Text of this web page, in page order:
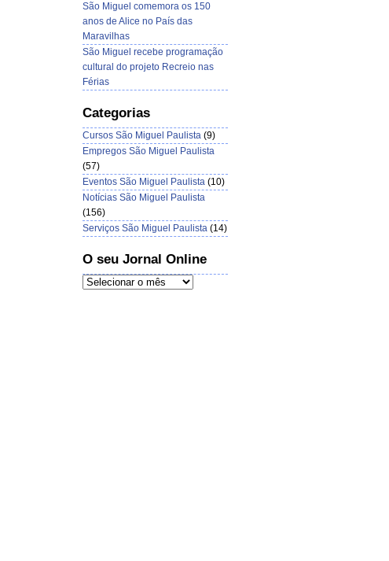
São Miguel comemora os 150
anos de Alice no País das
Maravilhas
São Miguel recebe programação
cultural do projeto Recreio nas
Férias
Categorias
Cursos São Miguel Paulista(9)
Empregos São Miguel Paulista
(57)
Eventos São Miguel Paulista(10)
Notícias São Miguel Paulista
(156)
Serviços São Miguel Paulista(14)
O seu Jornal Online